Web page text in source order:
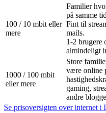
100 / 10 mbit eller
mere
Familier
på samme
Fint til
mails.
1-2 brugere
almindeligt
1000 / 100 mbit
eller mere
Store
være online
gaming,
andre
Se prisoversigten over internet i